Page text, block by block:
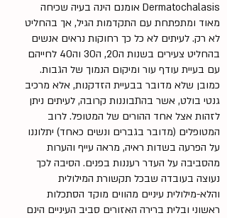
Dermatochalasis אומנם הינה בעיה שכיחה
מאוד ומתפתחת עם התקדמות הגיל, אך בהחליט
לא רק. לעיתים לא כל כך רחוקות נראים אנשים
בהחליט צעירים בשנות ה20, ה30 וה40 לחייהם
עם בעיית עודף עור ומיקום הנמוך של הגבות.
כמובן שלא מדובר בבעיית הזדקנות, אלא מרכיב
גנטי בולט, אשר בהתבוננות קרובה, לעיתים ניתן
לזהות אצל אחד ההורים של המטופל. לרוב
המטופלים (מדובר בגברים ונשים כאחד) יתלוננו
על הפרעה בשדות ראיה, מראה עייף והערות
מהסביבה על העדר רעננות בפנים. הסיבה לכך
נעוצה בעובדה שבכל תקשורת המילולית
והלא-מילולית עיניים מהווים מוקד הסתכלות
ראשוני ובלית ברירה האזורים סביב העיניים הינם